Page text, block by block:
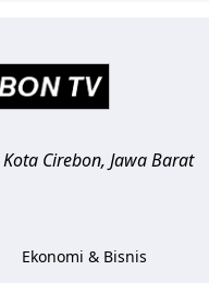
Kota Cirebon, Jawa Barat
Ekonomi & Bisnis